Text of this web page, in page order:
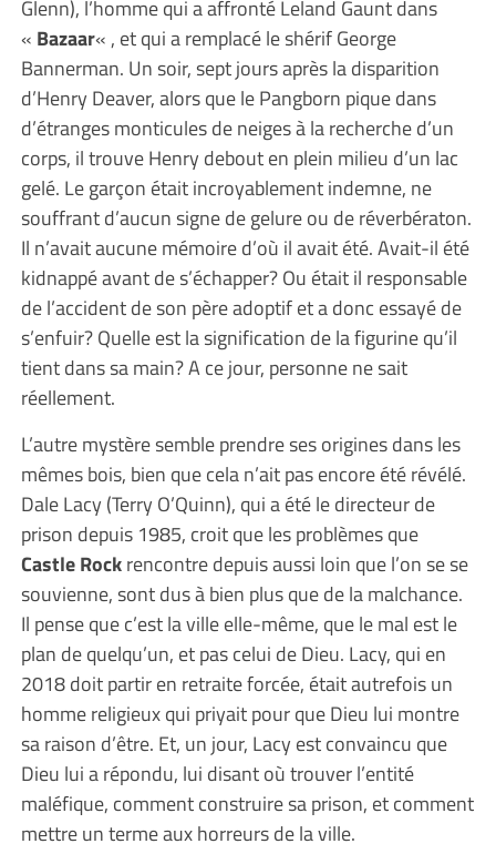
Glenn), l’homme qui a affronté Leland Gaunt dans
« Bazaar« , et qui a remplacé le shérif George
Bannerman. Un soir, sept jours après la disparition
d’Henry Deaver, alors que le Pangborn pique dans
d’étranges monticules de neiges à la recherche d’un
corps, il trouve Henry debout en plein milieu d’un lac
gelé. Le garçon était incroyablement indemne, ne
souffrant d’aucun signe de gelure ou de réverbératon.
Il n’avait aucune mémoire d’où il avait été. Avait-il été
kidnappé avant de s’échapper? Ou était il responsable
de l’accident de son père adoptif et a donc essayé de
s’enfuir? Quelle est la signification de la figurine qu’il
tient dans sa main? A ce jour, personne ne sait
réellement.
L’autre mystère semble prendre ses origines dans les
mêmes bois, bien que cela n’ait pas encore été révélé.
Dale Lacy (Terry O’Quinn), qui a été le directeur de
prison depuis 1985, croit que les problèmes que
Castle Rockrencontre depuis aussi loin que l’on se se
souvienne, sont dus à bien plus que de la malchance.
Il pense que c’est la ville elle-même, que le mal est le
plan de quelqu’un, et pas celui de Dieu. Lacy, qui en
2018 doit partir en retraite forcée, était autrefois un
homme religieux qui priyait pour que Dieu lui montre
sa raison d’être. Et, un jour, Lacy est convaincu que
Dieu lui a répondu, lui disant où trouver l’entité
maléfique, comment construire sa prison, et comment
mettre un terme aux horreurs de la ville.